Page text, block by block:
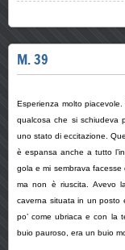
M. 39
Esperienza molto
qualcosa che si schiudeva
uno stato di eccitazione.
è espansa anche a tutto
gola e mi sembrava facesse
ma non è riuscita. Avevo
caverna situata in un posto
po’ come ubriaca e con la
buio pauroso, era un buio